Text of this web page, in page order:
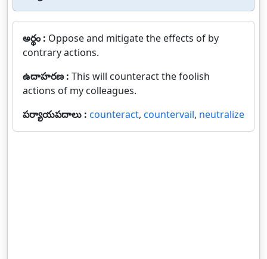
అర్థం : Oppose and mitigate the effects of by
contrary actions.
ఉదాహరణ : This will counteract the foolish
actions of my colleagues.
పర్యాయపదాలు : counteract, countervail, neutralize